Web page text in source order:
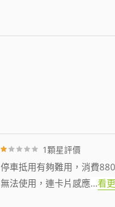
1顆星評價
停車抵用有夠難用，消費
無法使用，連卡片感應...看